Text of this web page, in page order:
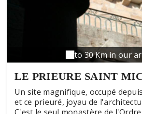
to 30 Km in our
LE PRIEURE SAINT
GRANDMONT
Un site magnifique, occupé
et ce prieuré, joyau de